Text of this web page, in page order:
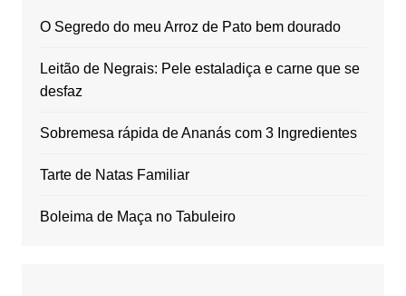
O Segredo do meu Arroz de Pato bem dourado
Leitão de Negrais: Pele estaladiça e carne que se
desfaz
Sobremesa rápida de Ananás com 3 Ingredientes
Tarte de Natas Familiar
Boleima de Maça no Tabuleiro